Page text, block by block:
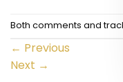
Both comments and
← Previous
Next →